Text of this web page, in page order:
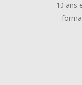
10 ans